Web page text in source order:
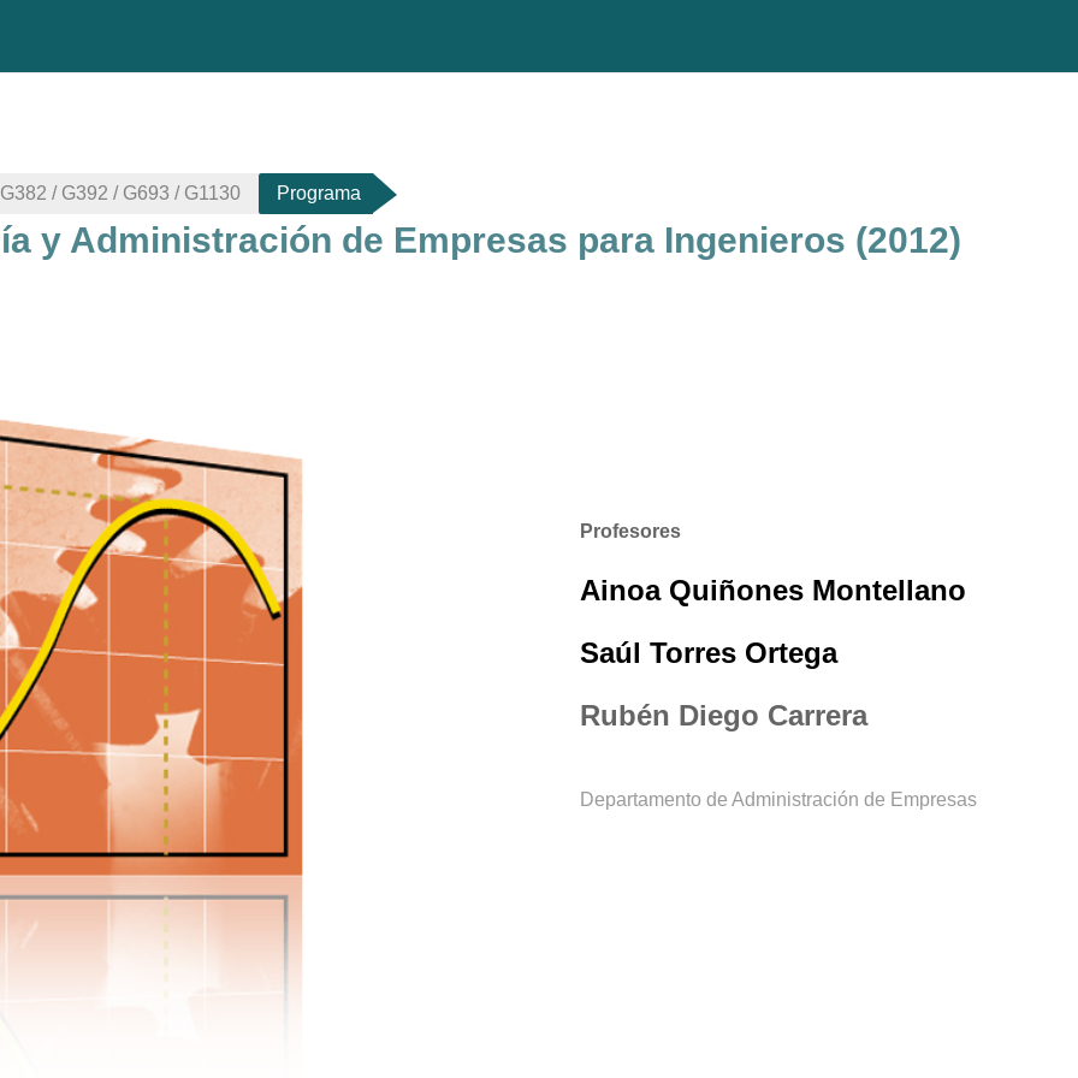
/ G392 / G693 / G1130 Programa
y Administración de Empresas para Ingenieros (2012)
Profesores
Ainoa Quiñones Montellano
Saúl Torres Ortega
Rubén Diego Carrera
Departamento de Administración de Empresas